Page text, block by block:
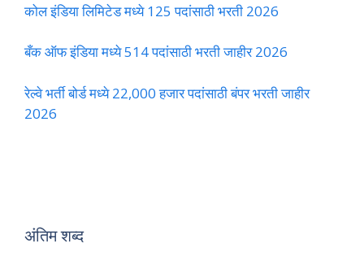
कोल इंडिया लिमिटेड मध्ये 125 पदांसाठी भरती 2026
बँक ऑफ इंडिया मध्ये 514 पदांसाठी भरती जाहीर 2026
रेल्वे भर्ती बोर्ड मध्ये 22,000 हजार पदांसाठी बंपर भरती जाहीर
2026
अंतिम शब्द